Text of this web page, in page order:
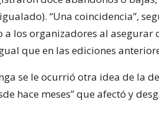
“Una coincidencia”,
los organizadores al asegurar
que en las ediciones
se le ocurrió otra idea de la
hace meses” que afectó y